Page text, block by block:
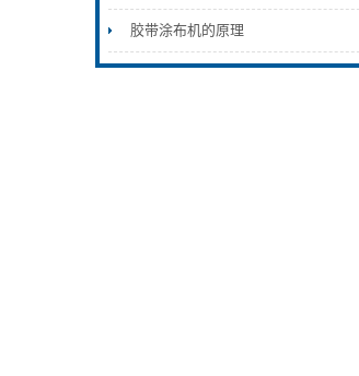
胶带涂布机的原理